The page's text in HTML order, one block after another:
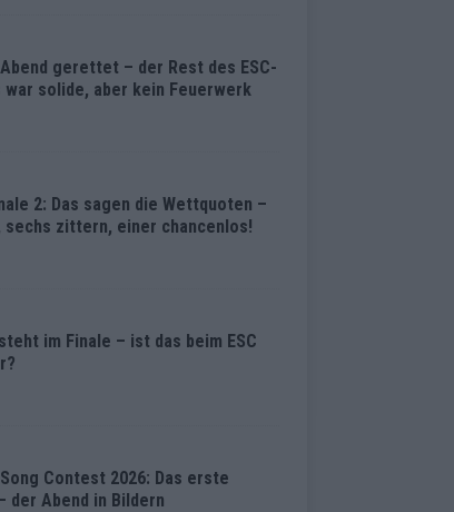
gerettet – der Rest des ESC-
war solide, aber kein Feuerwerk
2: Das sagen die Wettquoten –
sechs zittern, einer chancenlos!
im Finale – ist das beim ESC
Contest 2026: Das erste
der Abend in Bildern